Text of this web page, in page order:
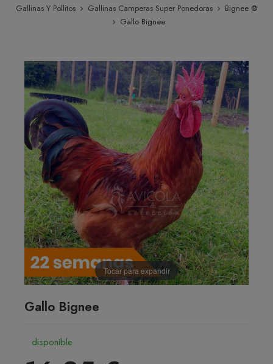
Gallinas Y Pollitos Gallinas Camperas Super Ponedoras
Bignee ®
Gallo Bignee
Tocar para expandir
Gallo Bignee
disponible